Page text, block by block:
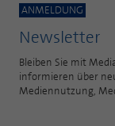
ANMELDUNG
Newsletter
Bleiben Sie mit
informieren über
Mediennutzung,